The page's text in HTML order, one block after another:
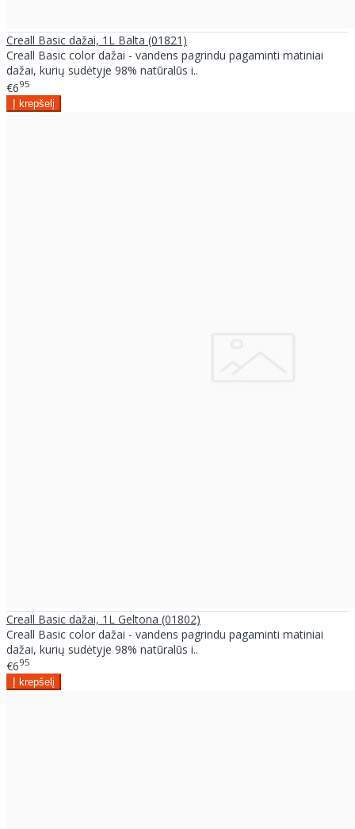
Creall Basic dažai, 1L Balta (01821)
Creall Basic color dažai - vandens pagrindu pagaminti matiniai
dažai, kurių sudėtyje 98% natūralūs i..
€695
Creall Basic dažai, 1L Geltona (01802)
Creall Basic color dažai - vandens pagrindu pagaminti matiniai
dažai, kurių sudėtyje 98% natūralūs i..
€695